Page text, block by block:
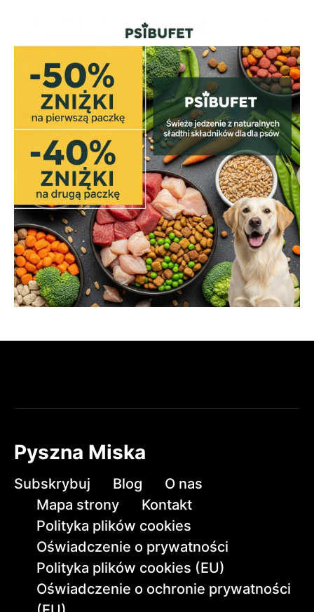
Pyszna Miska
Subskrybuj Blog
O nas
Mapa strony
Kontakt
Polityka plików cookies
Oświadczenie o prywatności
Polityka plików cookies (EU)
Oświadczenie o ochronie prywatności